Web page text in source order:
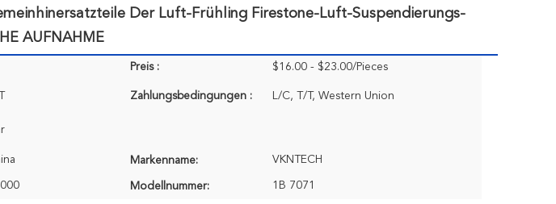
Der Luft-Frühling Firestone-Luft-Suspendierungs-
AUFNAHME
Preis :
$16.00 - $23.00/Pieces
Zahlungsbedingungen : L/C, T/T, Western Union
Markenname: VKNTECH
Modellnummer: 1B 7071